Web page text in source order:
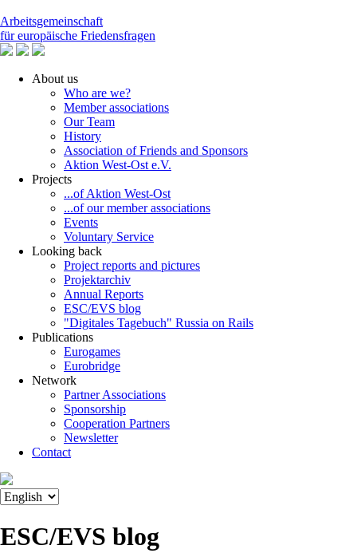
Arbeitsgemeinschaft
für europäische Friedensfragen
About us
Who are we?
Member associations
Our Team
History
Association of Friends and Sponsors
Aktion West-Ost e.V.
Projects
...of Aktion West-Ost
...of our member associations
Events
Voluntary Service
Looking back
Project reports and pictures
Projektarchiv
Annual Reports
ESC/EVS blog
"Digitales Tagebuch" Russia on Rails
Publications
Eurogames
Eurobridge
Network
Partner Associations
Sponsorship
Cooperation Partners
Newsletter
Contact
ESC/EVS blog